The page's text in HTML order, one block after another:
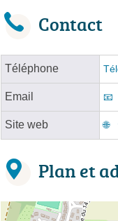
Contact
Téléphone
Email
Site web
Plan et